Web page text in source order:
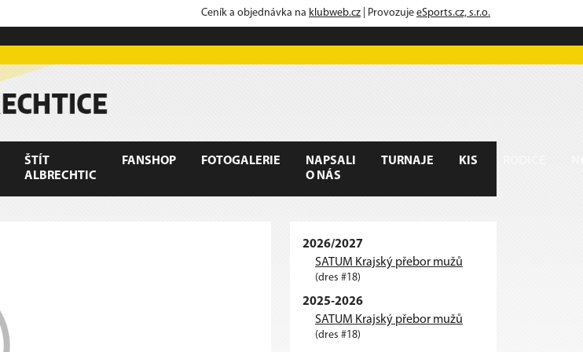
Ceník a objednávka na klubweb.cz | Provozuje eSports.cz, s.r.o.
ŠTÍT
ALBRECHTIC
FANSHOP FOTOGALERIE
NAPSALI
O NÁS
TURNAJE KIS
2026/2027
SATUM Krajský přebor mužů
(dres #18)
2025-2026
SATUM Krajský přebor mužů
(dres #18)